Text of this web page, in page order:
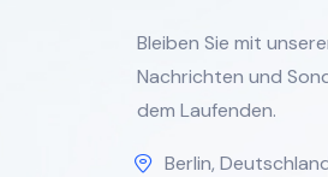
Bleiben Sie mit
Nachrichten und
dem Laufenden.
Berlin,